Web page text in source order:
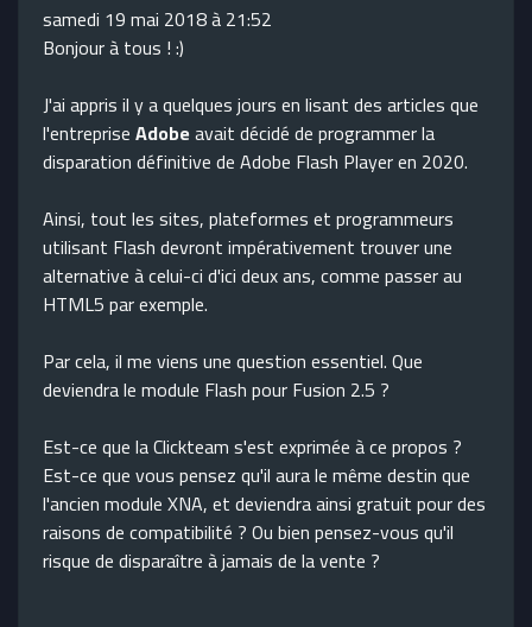
samedi 19 mai 2018 à 21:52
Bonjour à tous ! :)
J'ai appris il y a quelques jours en lisant des articles que
l'entrepriseAdobeavait décidé de programmer la
disparation définitive de Adobe Flash Player en 2020.
Ainsi, tout les sites, plateformes et programmeurs
utilisant Flash devront impérativement trouver une
alternative à celui-ci d'ici deux ans, comme passer au
HTML5 par exemple.
Par cela, il me viens une question essentiel. Que
deviendra le module Flash pour Fusion 2.5 ?
Est-ce que la Clickteam s'est exprimée à ce propos ?
Est-ce que vous pensez qu'il aura le même destin que
l'ancien module XNA, et deviendra ainsi gratuit pour des
raisons de compatibilité ? Ou bien pensez-vous qu'il
risque de disparaître à jamais de la vente ?